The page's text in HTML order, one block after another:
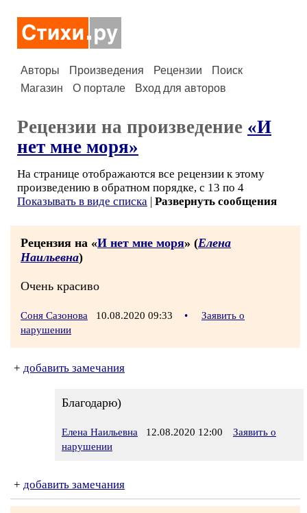
Авторы Произведения Рецензии
Поиск
Магазин
О портале Вход для авторов
Рецензии на произведение «И
нет мне моря»
На странице отображаются все рецензии к этому
произведению в обратном порядке, с 13 по 4
Показывать в виде списка | Развернуть сообщения
Рецензия на «И нет мне моря» (Елена
Наильевна)
Очень красиво
Соня Сазонова 10.08.2020 09:33 •
Заявить о
нарушении
+ добавить замечания
Благодарю)
Елена Наильевна 12.08.2020 12:00
Заявить о
нарушении
+ добавить замечания